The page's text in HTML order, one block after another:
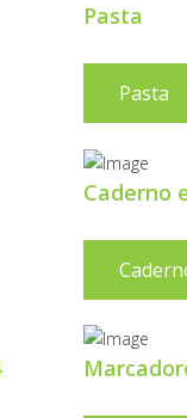
Pasta
Pasta
Caderno